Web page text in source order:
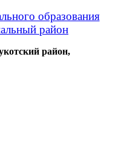
образования
район
район,